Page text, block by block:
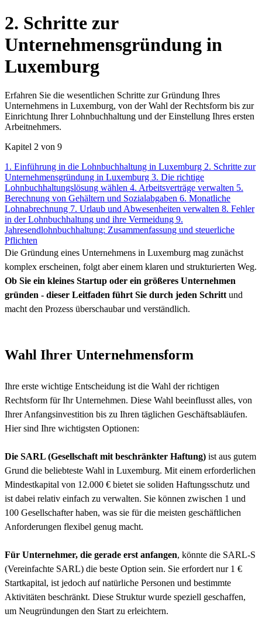
2. Schritte zur
Unternehmensgründung in
Luxemburg
Erfahren Sie die wesentlichen Schritte zur Gründung Ihres
Unternehmens in Luxemburg, von der Wahl der Rechtsform bis zur
Einrichtung Ihrer Lohnbuchhaltung und der Einstellung Ihres ersten
Arbeitnehmers.
Kapitel 2 von 9
1. Einführung in die Lohnbuchhaltung in Luxemburg 2. Schritte zur
Unternehmensgründung in Luxemburg 3. Die richtige
Lohnbuchhaltungslösung wählen 4. Arbeitsverträge verwalten 5.
Berechnung von Gehältern und Sozialabgaben 6. Monatliche
Lohnabrechnung 7. Urlaub und Abwesenheiten verwalten 8. Fehler
in der Lohnbuchhaltung und ihre Vermeidung 9.
Jahresendlohnbuchhaltung: Zusammenfassung und steuerliche
Pflichten
Die Gründung eines Unternehmens in Luxemburg mag zunächst
komplex erscheinen, folgt aber einem klaren und strukturierten Weg.
Ob Sie ein kleines Startup oder ein größeres Unternehmen
gründen - dieser Leitfaden führt Sie durch jeden Schritt und
macht den Prozess überschaubar und verständlich.
Wahl Ihrer Unternehmensform
Ihre erste wichtige Entscheidung ist die Wahl der richtigen
Rechtsform für Ihr Unternehmen. Diese Wahl beeinflusst alles, von
Ihrer Anfangsinvestition bis zu Ihren täglichen Geschäftsabläufen.
Hier sind Ihre wichtigsten Optionen:
Die SARL (Gesellschaft mit beschränkter Haftung) ist aus gutem
Grund die beliebteste Wahl in Luxemburg. Mit einem erforderlichen
Mindestkapital von 12.000 € bietet sie soliden Haftungsschutz und
ist dabei relativ einfach zu verwalten. Sie können zwischen 1 und
100 Gesellschafter haben, was sie für die meisten geschäftlichen
Anforderungen flexibel genug macht.
Für Unternehmer, die gerade erst anfangen, könnte die SARL-S
(Vereinfachte SARL) die beste Option sein. Sie erfordert nur 1 €
Startkapital, ist jedoch auf natürliche Personen und bestimmte
Aktivitäten beschränkt. Diese Struktur wurde speziell geschaffen,
um Neugründungen den Start zu erleichtern.